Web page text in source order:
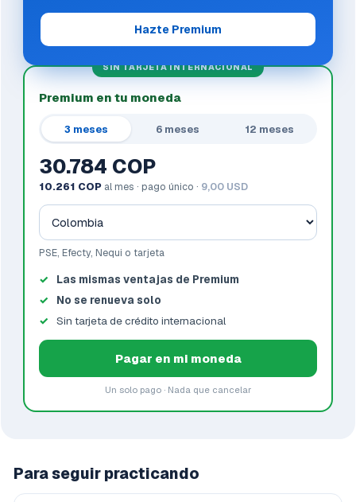
Hazte Premium
SIN TARJETA INTERNACIONAL
Premium en tu moneda
3 meses 6 meses 12 meses
30.784 COP
10.261 COP al mes · pago único · 9,00 USD
PSE, Efecty, Nequi o tarjeta
Las mismas ventajas de Premium
No se renueva solo
Sin tarjeta de crédito internacional
Pagar en mi moneda
Un solo pago · Nada que cancelar
Para seguir practicando